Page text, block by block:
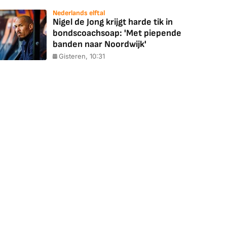
Nederlands elftal
Nigel de Jong krijgt harde tik in
bondscoachsoap: 'Met piepende
banden naar Noordwijk'
Gisteren, 10:31